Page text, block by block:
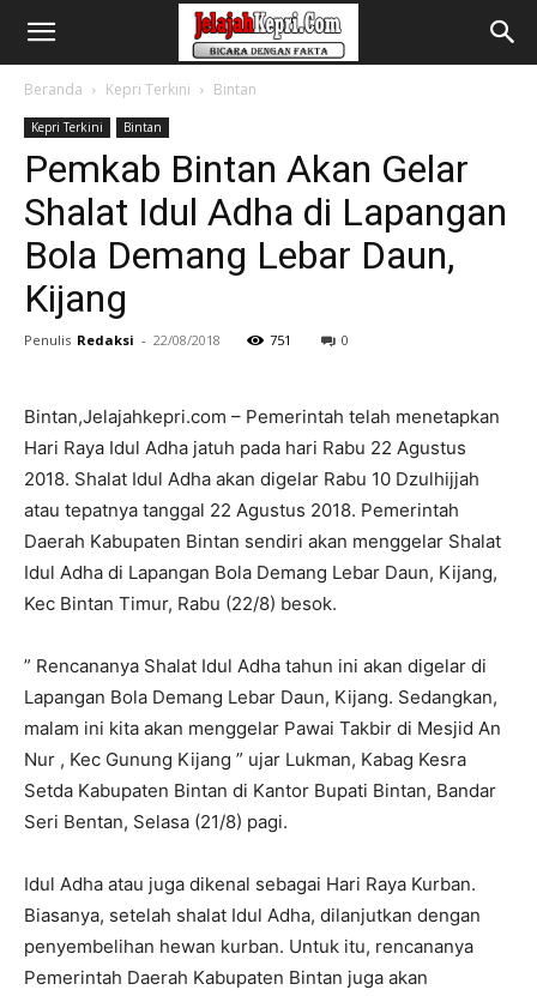
Beranda Kepri Terkini Bintan
Kepri Terkini Bintan
Pemkab Bintan Akan Gelar
Shalat Idul Adha di Lapangan
Bola Demang Lebar Daun,
Kijang
Penulis Redaksi - 22/08/2018 751 0
Bintan,Jelajahkepri.com – Pemerintah telah menetapkan
Hari Raya Idul Adha jatuh pada hari Rabu 22 Agustus
2018. Shalat Idul Adha akan digelar Rabu 10 Dzulhijjah
atau tepatnya tanggal 22 Agustus 2018. Pemerintah
Daerah Kabupaten Bintan sendiri akan menggelar Shalat
Idul Adha di Lapangan Bola Demang Lebar Daun, Kijang,
Kec Bintan Timur, Rabu (22/8) besok.
” Rencananya Shalat Idul Adha tahun ini akan digelar di
Lapangan Bola Demang Lebar Daun, Kijang. Sedangkan,
malam ini kita akan menggelar Pawai Takbir di Mesjid An
Nur , Kec Gunung Kijang ” ujar Lukman, Kabag Kesra
Setda Kabupaten Bintan di Kantor Bupati Bintan, Bandar
Seri Bentan, Selasa (21/8) pagi.
Idul Adha atau juga dikenal sebagai Hari Raya Kurban.
Biasanya, setelah shalat Idul Adha, dilanjutkan dengan
penyembelihan hewan kurban. Untuk itu, rencananya
Pemerintah Daerah Kabupaten Bintan juga akan